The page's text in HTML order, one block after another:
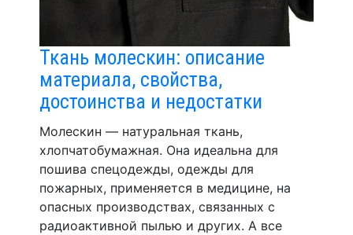
Ткань молескин: описание
материала, свойства,
достоинства и недостатки
Молескин — натуральная ткань,
хлопчатобумажная. Она идеальна для
пошива спецодежды, одежды для
пожарных, применяется в медицине, на
опасных производствах, связанных с
радиоактивной пылью и других. А все